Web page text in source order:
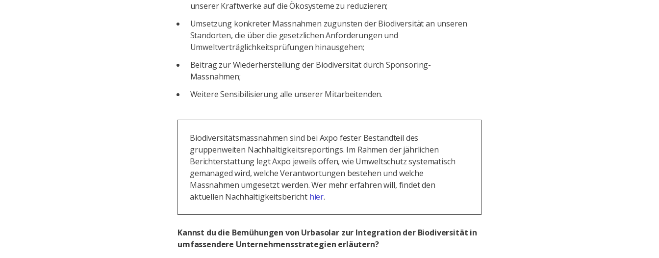
unserer Kraftwerke auf die Ökosysteme zu reduzieren;
Umsetzung konkreter Massnahmen zugunsten der Biodiversität an unseren
Standorten, die über die gesetzlichen Anforderungen und
Umweltverträglichkeitsprüfungen hinausgehen;
Beitrag zur Wiederherstellung der Biodiversität durch Sponsoring-
Massnahmen;
Weitere Sensibilisierung alle unserer Mitarbeitenden.
Biodiversitätsmassnahmen sind bei Axpo fester Bestandteil des
gruppenweiten Nachhaltigkeitsreportings. Im Rahmen der jährlichen
Berichterstattung legt Axpo jeweils offen, wie Umweltschutz systematisch
gemanaged wird, welche Verantwortungen bestehen und welche
Massnahmen umgesetzt werden. Wer mehr erfahren will, findet den
aktuellen Nachhaltigkeitsbericht hier.
Kannst du die Bemühungen von Urbasolar zur Integration der Biodiversität in
umfassendere Unternehmensstrategien erläutern?